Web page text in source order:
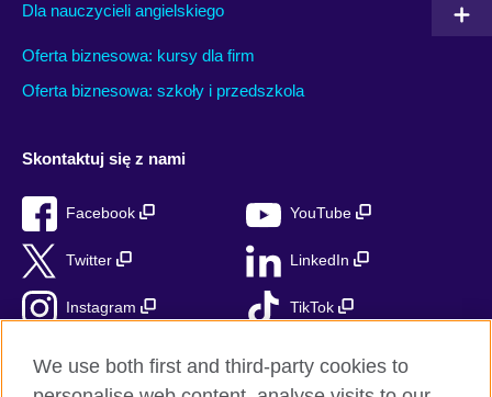
Dla nauczycieli angielskiego
Oferta biznesowa: kursy dla firm
Oferta biznesowa: szkoły i przedszkola
Skontaktuj się z nami
Facebook YouTube
Twitter LinkedIn
Instagram TikTok
We use both first and third-party cookies to